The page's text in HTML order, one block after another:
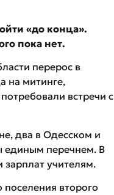
«до конца».
пока нет.
перерос в
на митинге,
встречи с
два в Одесском и
единым перечнем. В
зарплат учителям.
поселения второго